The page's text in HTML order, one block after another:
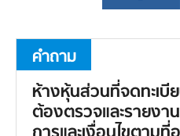
คำถาม
ห้างหุ้นส่วนที่จดทะเบี
ต้องตรวจและรายง